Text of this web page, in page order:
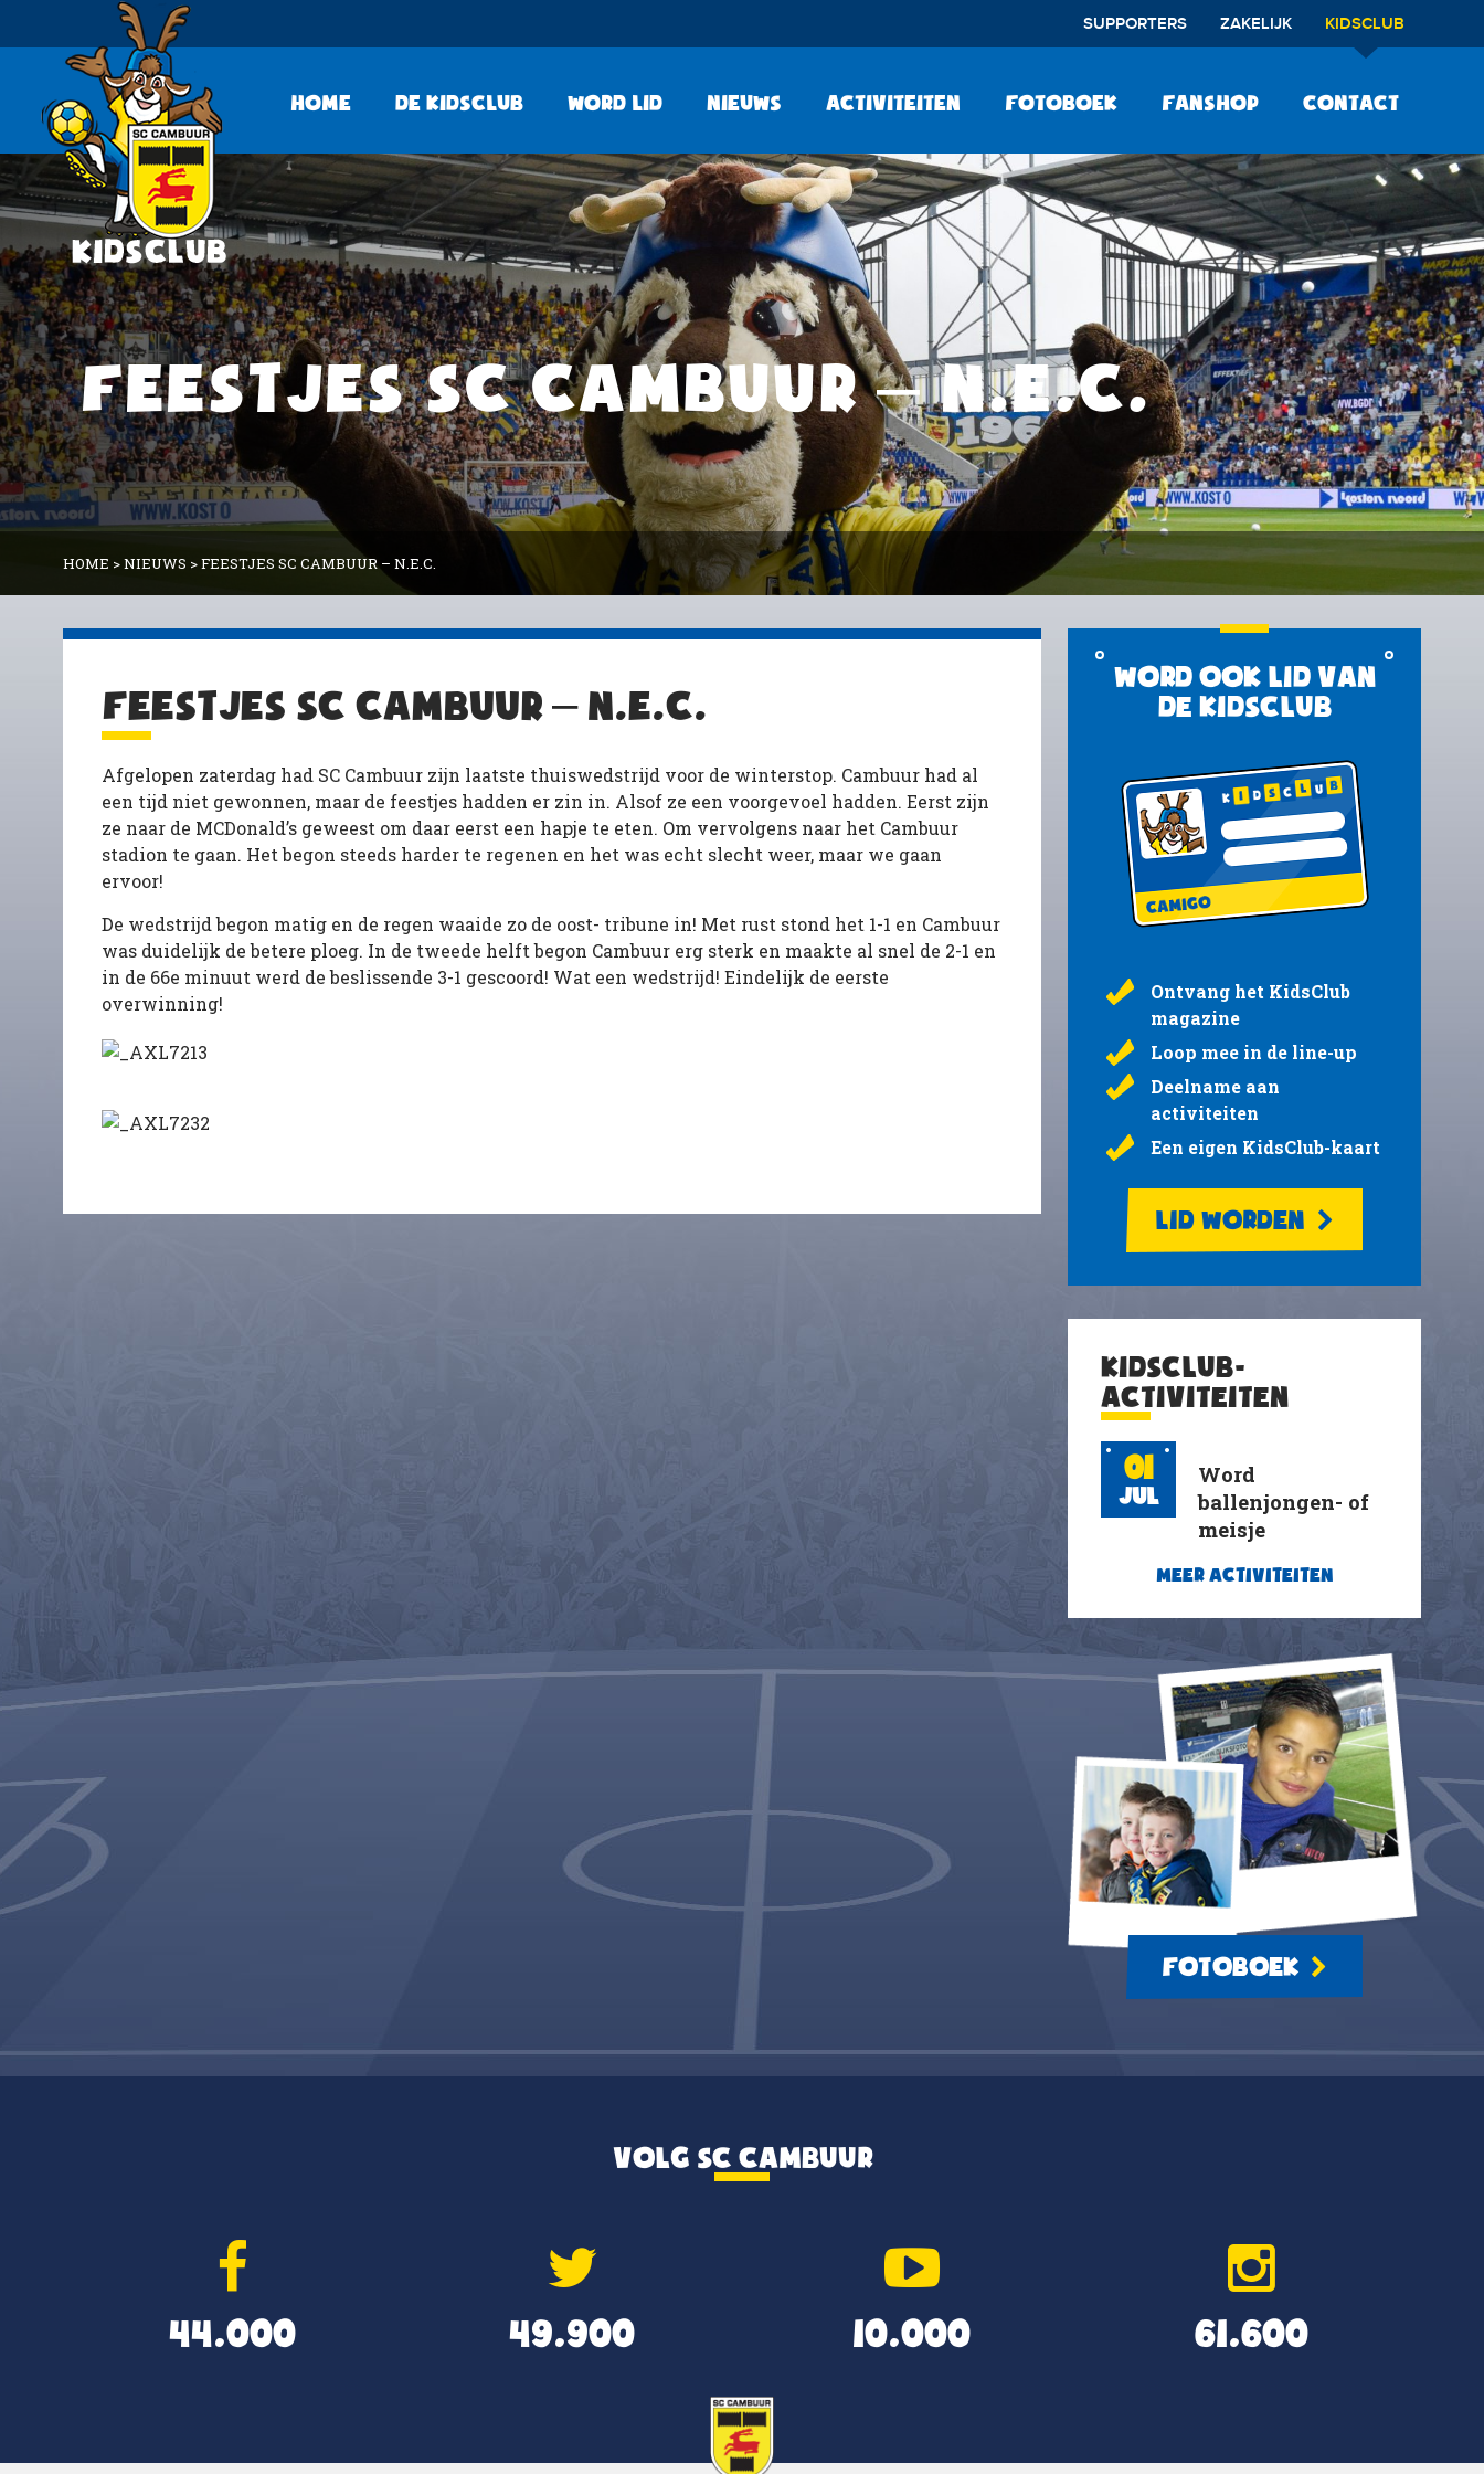
SUPPORTERS ZAKELIJK KIDSCLUB
Home De KidsClub Word lid Nieuws Activiteiten Fotoboek Fanshop Contact
FEESTJES SC CAMBUUR – N.E.C.
HOME >NIEUWS >FEESTJES SC CAMBUUR – N.E.C.
FEESTJES SC CAMBUUR – N.E.C.
Afgelopen zaterdag had SC Cambuur zijn laatste thuiswedstrijd voor de winterstop. Cambuur had al
een tijd niet gewonnen, maar de feestjes hadden er zin in. Alsof ze een voorgevoel hadden. Eerst zijn
ze naar de MCDonald’s geweest om daar eerst een hapje te eten. Om vervolgens naar het Cambuur
stadion te gaan. Het begon steeds harder te regenen en het was echt slecht weer, maar we gaan
ervoor!
De wedstrijd begon matig en de regen waaide zo de oost- tribune in! Met rust stond het 1-1 en Cambuur
was duidelijk de betere ploeg. In de tweede helft begon Cambuur erg sterk en maakte al snel de 2-1 en
in de 66e minuut werd de beslissende 3-1 gescoord! Wat een wedstrijd! Eindelijk de eerste
overwinning!
Word ook lid van
de KidsClub
Ontvang het KidsClub
magazine
Loop mee in de line-up
Deelname aan
activiteiten
Een eigen KidsClub-kaart
LID WORDEN
KIDSCLUB-
ACTIVITEITEN
01
Jul
Word
ballenjongen- of
meisje
MEER ACTIVITEITEN
FOTOBOEK
VOLG SC CAMBUUR
44.000 49.900 10.000 61.600